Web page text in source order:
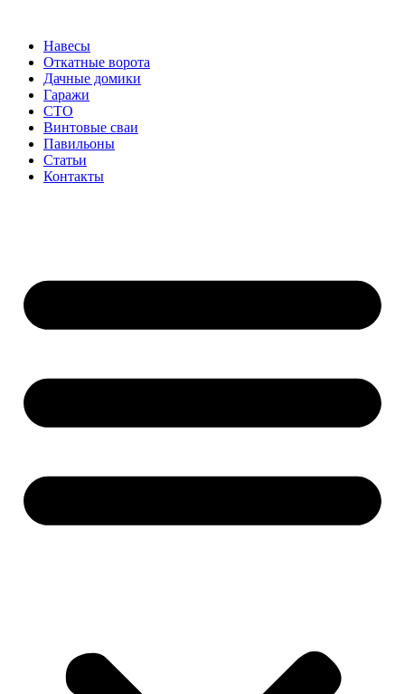
содержимому
Навесы
Откатные ворота
Дачные домики
Гаражи
СТО
Винтовые сваи
Павильоны
Статьи
Контакты